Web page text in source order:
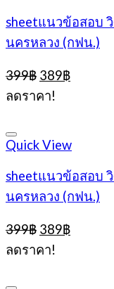
sheetแนวข้อสอบ
นครหลวง (กฟน.)
399฿ Original
price
was:
389฿Current
ลดราคา!
Quick View
sheetแนวข้อสอบ
นครหลวง (กฟน.)
399฿ Original
price
was:
389฿Current
ลดราคา!